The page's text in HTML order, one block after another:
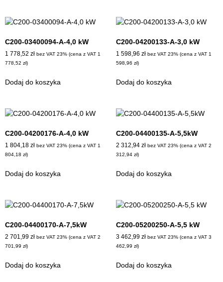
C200-03400094-A-4,0 kW
1 778,52 zł bez VAT 23% (cena z VAT 1
778,52 zł)
Dodaj do koszyka
C200-04200133-A-3,0 kW
1 598,96 zł bez VAT 23% (cena z VAT 1
598,96 zł)
Dodaj do koszyka
C200-04200176-A-4,0 kW
1 804,18 zł bez VAT 23% (cena z VAT 1
804,18 zł)
Dodaj do koszyka
C200-04400135-A-5,5kW
2 312,94 zł bez VAT 23% (cena z VAT 2
312,94 zł)
Dodaj do koszyka
C200-04400170-A-7,5kW
2 701,99 zł bez VAT 23% (cena z VAT 2
701,99 zł)
Dodaj do koszyka
C200-05200250-A-5,5 kW
3 462,99 zł bez VAT 23% (cena z VAT 3
462,99 zł)
Dodaj do koszyka